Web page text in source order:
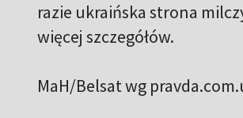
razie ukraińska strona
więcej szczegółów.
MaH/Belsatwg